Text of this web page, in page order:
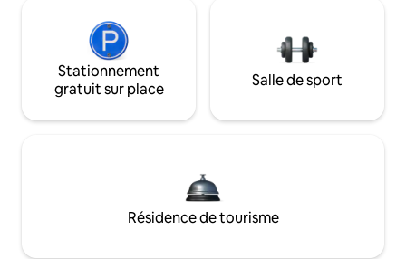
Stationnement
gratuit sur place
Salle de sport
Résidence de tourisme